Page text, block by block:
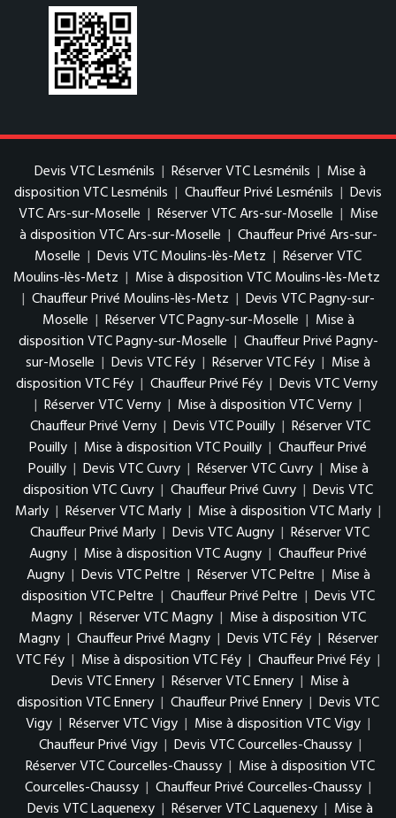
Devis VTC Lesménils | Réserver VTC Lesménils | Mise à
disposition VTC Lesménils | Chauffeur Privé Lesménils | Devis
VTC Ars-sur-Moselle | Réserver VTC Ars-sur-Moselle | Mise
à disposition VTC Ars-sur-Moselle | Chauffeur Privé Ars-sur-
Moselle | Devis VTC Moulins-lès-Metz | Réserver VTC
Moulins-lès-Metz | Mise à disposition VTC Moulins-lès-Metz
| Chauffeur Privé Moulins-lès-Metz | Devis VTC Pagny-sur-
Moselle | Réserver VTC Pagny-sur-Moselle | Mise à
disposition VTC Pagny-sur-Moselle | Chauffeur Privé Pagny-
sur-Moselle | Devis VTC Féy | Réserver VTC Féy | Mise à
disposition VTC Féy | Chauffeur Privé Féy | Devis VTC Verny
| Réserver VTC Verny | Mise à disposition VTC Verny |
Chauffeur Privé Verny | Devis VTC Pouilly | Réserver VTC
Pouilly | Mise à disposition VTC Pouilly | Chauffeur Privé
Pouilly | Devis VTC Cuvry | Réserver VTC Cuvry | Mise à
disposition VTC Cuvry | Chauffeur Privé Cuvry | Devis VTC
Marly | Réserver VTC Marly | Mise à disposition VTC Marly |
Chauffeur Privé Marly | Devis VTC Augny | Réserver VTC
Augny | Mise à disposition VTC Augny | Chauffeur Privé
Augny | Devis VTC Peltre | Réserver VTC Peltre | Mise à
disposition VTC Peltre | Chauffeur Privé Peltre | Devis VTC
Magny | Réserver VTC Magny | Mise à disposition VTC
Magny | Chauffeur Privé Magny | Devis VTC Féy | Réserver
VTC Féy | Mise à disposition VTC Féy | Chauffeur Privé Féy |
Devis VTC Ennery | Réserver VTC Ennery | Mise à
disposition VTC Ennery | Chauffeur Privé Ennery | Devis VTC
Vigy | Réserver VTC Vigy | Mise à disposition VTC Vigy |
Chauffeur Privé Vigy | Devis VTC Courcelles-Chaussy |
Réserver VTC Courcelles-Chaussy | Mise à disposition VTC
Courcelles-Chaussy | Chauffeur Privé Courcelles-Chaussy |
Devis VTC Laquenexy | Réserver VTC Laquenexy | Mise à